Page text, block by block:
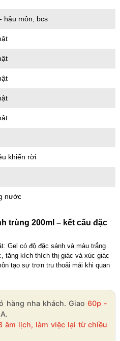
hậu môn, bcs
khiển rời
nước
trùng 200ml – kết cấu đặc
Gel có độ đặc sánh và màu trắng
tăng kích thích thị giác và xúc giác
tạo sự trơn tru thoải mái khi quan
hàng nha khách. Giao 60p -
âm lịch, làm việc lại từ chiều